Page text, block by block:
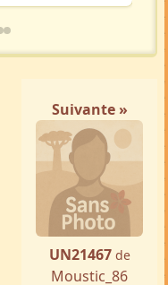
Suivante »
UN21467 de
Moustic_86